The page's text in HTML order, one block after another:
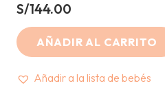
S/144.00
AÑADIR AL CARRITO
Añadir a la lista de bebés